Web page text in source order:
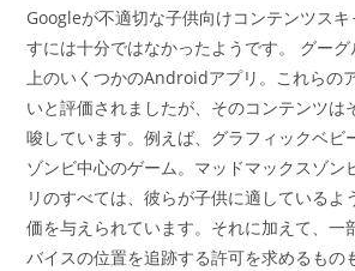
テ
ゴ
リ
ー:
Googleが不適切な子供向けコンテンツス
すには十分ではなかったようです。 グー
上のいくつかのAndroidアプリ。これらの
いと評価されましたが、そのコンテンツは
唆しています。例えば、グラフィックベビ
ゾンビ中心のゲーム。マッドマックスゾン
リのすべては、彼らが子供に適しているよ
価を与えられています。それに加えて、一
バイスの位置を追跡する許可を求めるもの